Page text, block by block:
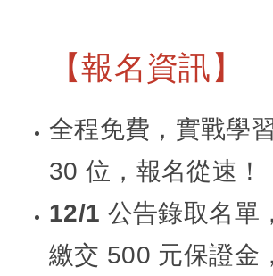
【報名資訊】
全程免費 ，實戰學
30 位，報名從速！
12/1 公告錄取名單
繳交 500 元保證金